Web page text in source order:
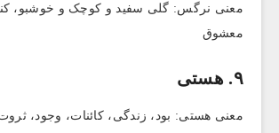
معنی نرگس: گلی سفید و کوچک و خوشبو،
معشوق
۹. هستی
معنی هستی: بود، زندگی، کائنات، وجود،